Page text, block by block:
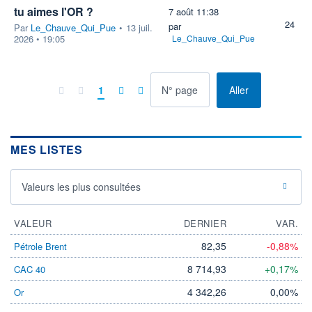
tu aimes l'OR ?
Par Le_Chauve_Qui_Pue • 13 juil.
2026 • 19:05
7 août 11:38
par
Le_Chauve_Qui_Pue
24
1 Allerà la page
MES LISTES
Valeurs les plus consultées
VALEUR DERNIER
VAR.
Pétrole Brent
82,35 -0,88%
CAC 40 8 714,93 +0,17%
Or 4 342,26 0,00%